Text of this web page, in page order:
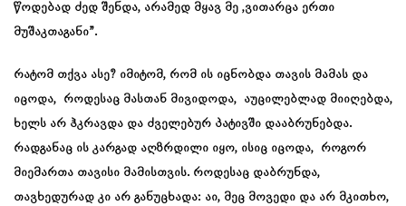
წოდებად ძედ შენდა, არამედ მყავ მე ,ვითარცა ერთი
მუშაკთაგანი”.
რატომ თქვა ასე? იმიტომ, რომ ის იცნობდა თავის მამას და
იცოდა, როდესაც მასთან მივიდოდა, აუცილებლად მიიღებდა,
ხელს არ ჰკრავდა და ძველებურ პატივში დააბრუნებდა.
რადგანაც ის კარგად აღზრდილი იყო, ისიც იცოდა, როგორ
მიემართა თავისი მამისთვის. როდესაც დაბრუნდა,
თავხედურად კი არ განუცხადა: აი, მეც მოვედი და არ მკითხო,